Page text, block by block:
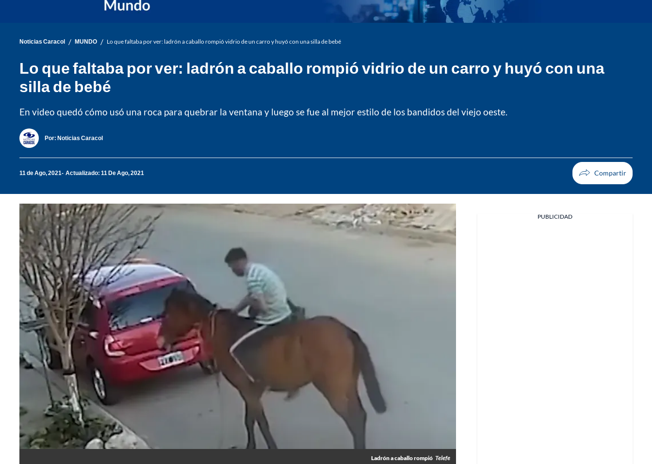
Noticias Caracol / MUNDO / Lo que faltaba por ver: ladrón a caballo rompió vidrio de un carro y huyó con una silla de bebé
Lo que faltaba por ver: ladrón a caballo rompió vidrio de un carro y huyó con una
silla de bebé
En video quedó cómo usó una roca para quebrar la ventana y luego se fue al mejor estilo de los bandidos del viejo oeste.
Por: Noticias Caracol
11 de Ago, 2021 Actualizado: 11 De Ago, 2021
Ladrón a caballo rompió Telefe
PUBLICIDAD